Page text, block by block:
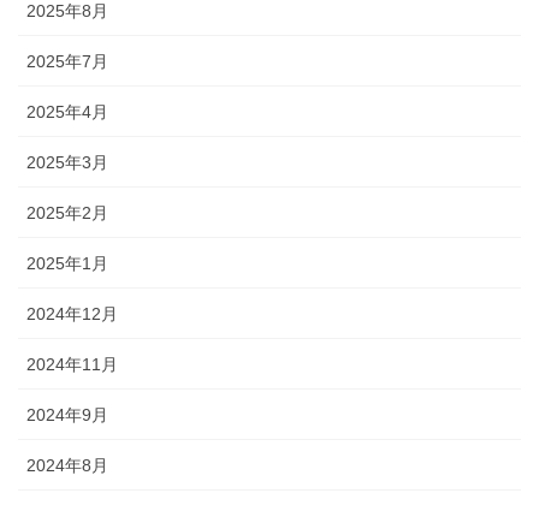
2025年8月
2025年7月
2025年4月
2025年3月
2025年2月
2025年1月
2024年12月
2024年11月
2024年9月
2024年8月